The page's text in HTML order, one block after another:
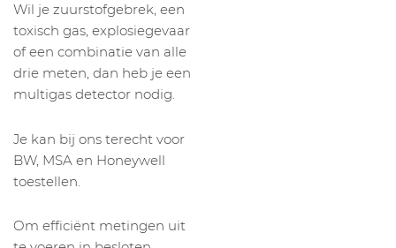
Wil je zuurstofgebrek, een
toxisch gas, explosiegevaar
of een combinatie van alle
drie meten, dan heb je een
multigas detector nodig.
Je kan bij ons terecht voor
BW, MSA en Honeywell
toestellen.
Om efficiënt metingen uit